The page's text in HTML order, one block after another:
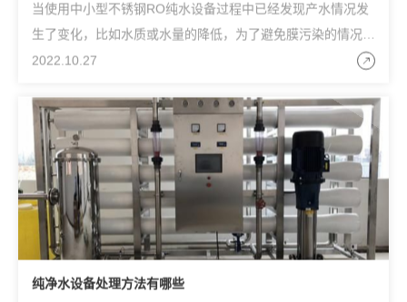
当使用中小型不锈钢RO纯水设备过程中已经发现产水情况发
生了变化，比如水质或水量的降低，为了避免膜污染的情况经
常的发生，我们要做的是定期更换滤芯滤料，经常检测软化
2022.10.27
纯净水设备处理方法有哪些